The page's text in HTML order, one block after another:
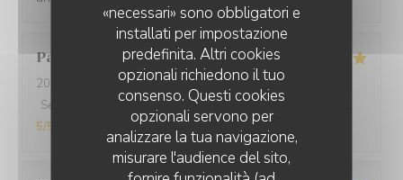
«necessari» sono obbligatori e
installati per impostazione
predefinita. Altri cookies
opzionali richiedono il tuo
consenso. Questi cookies
opzionali servono per
analizzare la tua navigazione,
misurare l'audience del sito,
Paolo
2025-12-29
- 20:00 - Ospiti 2
Servizio
Atmosfera:5 /5 Cucina :5/5 Qualità / Prezzo
5/5